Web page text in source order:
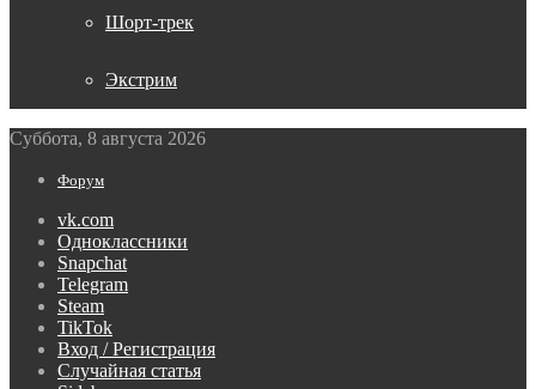
Шорт-трек
Экстрим
Суббота, 8 августа 2026
Форум
vk.com
Одноклассники
Snapchat
Telegram
Steam
TikTok
Вход / Регистрация
Случайная статья